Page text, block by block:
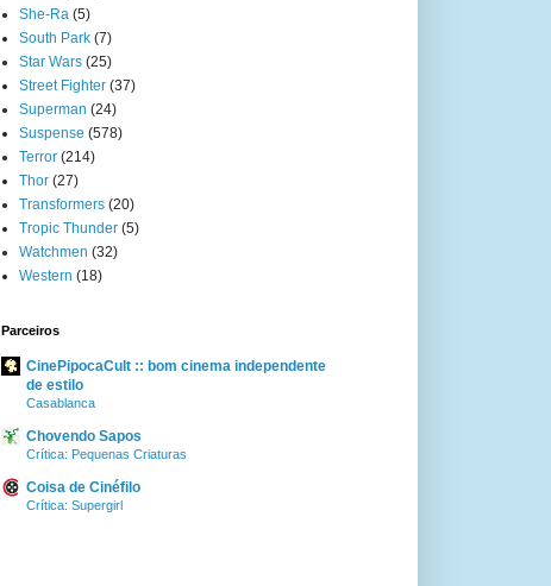
She-Ra (5)
South Park (7)
Star Wars (25)
Street Fighter (37)
Superman (24)
Suspense (578)
Terror (214)
Thor (27)
Transformers (20)
Tropic Thunder (5)
Watchmen (32)
Western (18)
Parceiros
CinePipocaCult :: bom cinema independente
de estilo
Casablanca
Chovendo Sapos
Crítica: Pequenas Criaturas
Coisa de Cinéfilo
Crítica: Supergirl